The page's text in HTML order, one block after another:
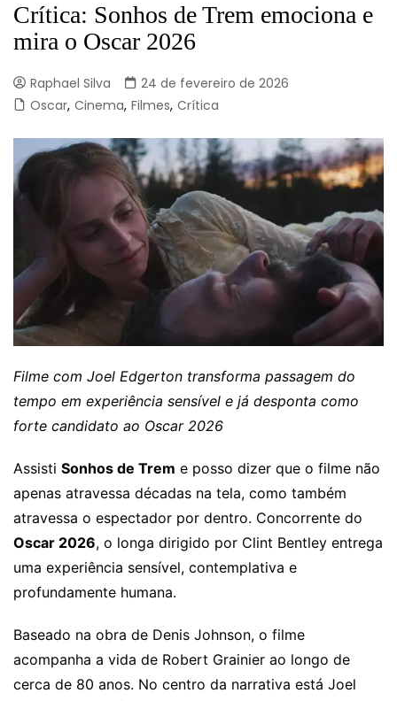
Crítica: Sonhos de Trem emociona e
mira o Oscar 2026
Raphael Silva
24 de fevereiro de 2026
Oscar, Cinema, Filmes, Crítica
Filme com Joel Edgerton transforma passagem do
tempo em experiência sensível e já desponta como
forte candidato ao Oscar 2026
Assisti Sonhos de Trem e posso dizer que o filme não
apenas atravessa décadas na tela, como também
atravessa o espectador por dentro. Concorrente do
Oscar 2026, o longa dirigido por Clint Bentley entrega
uma experiência sensível, contemplativa e
profundamente humana.
Baseado na obra de Denis Johnson, o filme
acompanha a vida de Robert Grainier ao longo de
cerca de 80 anos. No centro da narrativa está Joel